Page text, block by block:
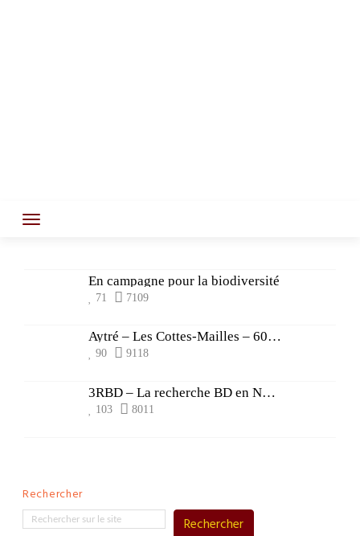
En campagne pour la biodiversité
71 7109
Aytré – Les Cottes-Mailles – 6000 ans entre 2 fossés
90 9118
3RBD – La recherche BD en Nouvelle Aquitaine
103 8011
Rechercher
Rechercher